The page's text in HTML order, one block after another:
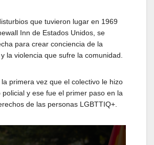
que tuvieron lugar en 1969
Inn de Estados Unidos, se
para crear conciencia de la
la violencia que sufre la comunidad.
primera vez que el colectivo le hizo
y ese fue el primer paso en la
de las personas LGBTTIQ+.